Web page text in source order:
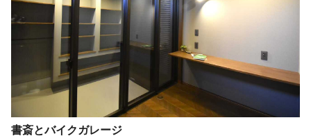
書斎とバイクガレージ